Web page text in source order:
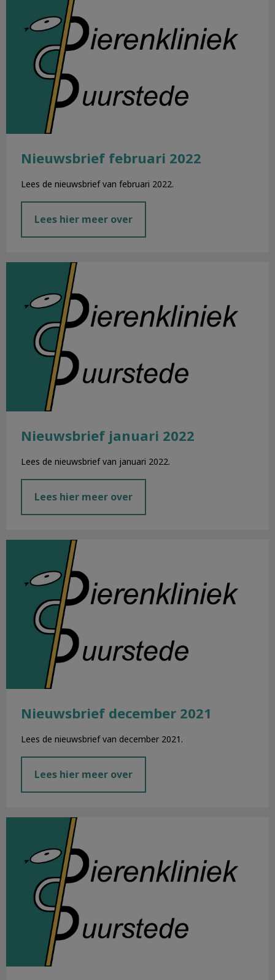
Nieuwsbrief februari 2022
Lees de nieuwsbrief van februari 2022.
Lees hier meer over
Nieuwsbrief januari 2022
Nieuwsbrief januari 2022
Lees de nieuwsbrief van januari 2022.
Lees hier meer over
Nieuwsbrief december 2021
Nieuwsbrief december 2021
Lees de nieuwsbrief van december 2021.
Lees hier meer over
Nieuwsbrief november 2021